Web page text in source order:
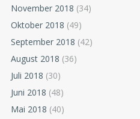
November 2018 (34)
Oktober 2018 (49)
September 2018 (42)
August 2018 (36)
Juli 2018 (30)
Juni 2018 (48)
Mai 2018 (40)